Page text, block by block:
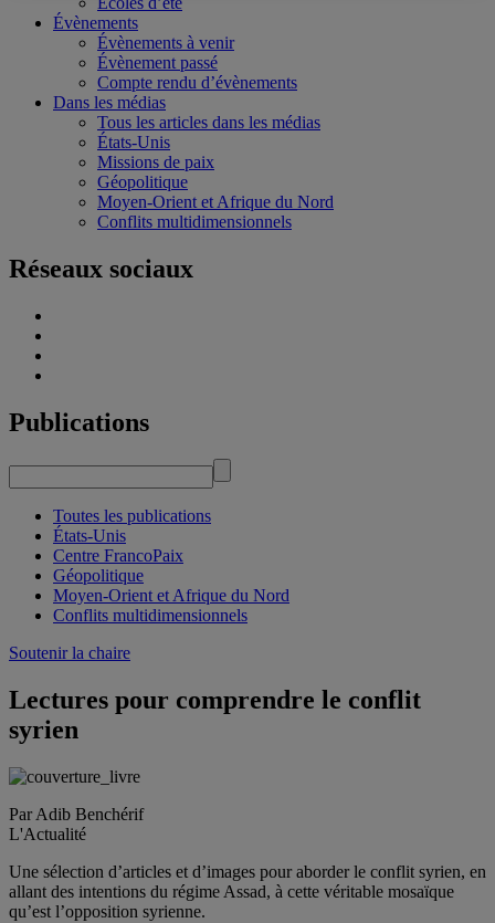
Évènements
Évènements à venir
Évènement passé
Compte rendu d’évènements
Dans les médias
Tous les articles dans les médias
États-Unis
Missions de paix
Géopolitique
Moyen-Orient et Afrique du Nord
Conflits multidimensionnels
Réseaux sociaux
Publications
Toutes les publications
États-Unis
Centre FrancoPaix
Géopolitique
Moyen-Orient et Afrique du Nord
Conflits multidimensionnels
Soutenir la chaire
Lectures pour comprendre le conflit
syrien
Par Adib Benchérif
L'Actualité
Une sélection d’articles et d’images pour aborder le conflit syrien, en
allant des intentions du régime Assad, à cette véritable mosaïque
qu’est l’opposition syrienne.